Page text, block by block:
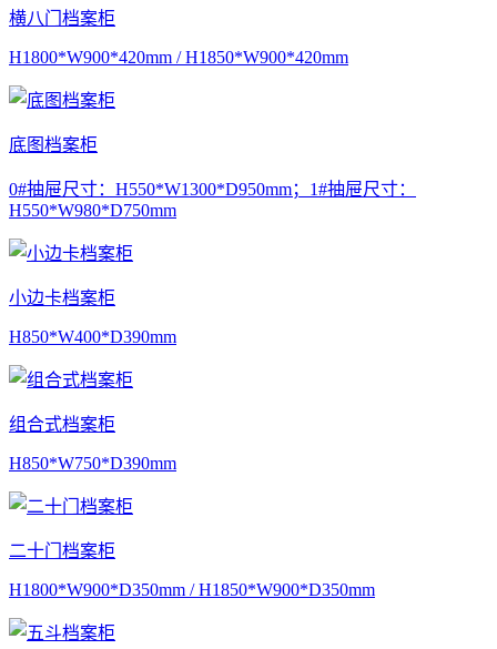
横八门档案柜
H1800*W900*420mm / H1850*W900*420mm
底图档案柜
0#抽屉尺寸：H550*W1300*D950mm；1#抽屉尺寸：
H550*W980*D750mm
小边卡档案柜
H850*W400*D390mm
组合式档案柜
H850*W750*D390mm
二十门档案柜
H1800*W900*D350mm / H1850*W900*D350mm